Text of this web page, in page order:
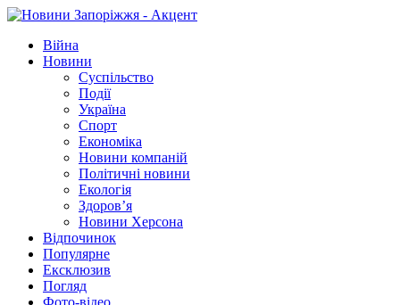
Війна
Новини
Суспільство
Події
Україна
Спорт
Економіка
Новини компаній
Політичні новини
Екологія
Здоров’я
Новини Херсона
Відпочинок
Популярне
Ексклюзив
Погляд
Фото-відео